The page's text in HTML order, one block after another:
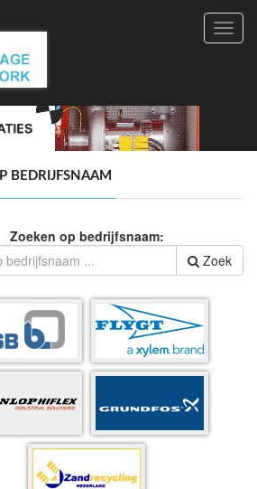
BEDRIJFSNAAM
Zoeken op bedrijfsnaam:
Zoek